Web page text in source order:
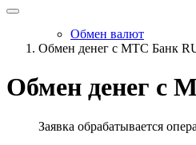
Обмен валют
Обмен денег с МТС Банк
Обмен денег с
Заявка обрабатывается